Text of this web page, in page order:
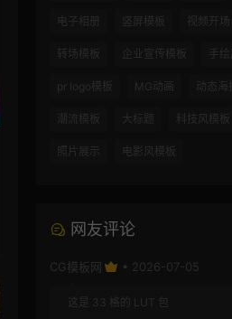
电子相册 竖屏模板 视频开场
转场模板 企业宣传模板 手绘
pr logo模板 MG动画 动态海
潮流模板 大标题 科技风模板
照片展示 电影风模板
网友评论
CG模板网 • 2026-07-05
这是 33 格的 LUT 包